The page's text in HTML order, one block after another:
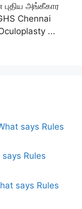
அங்கீகார
Chennai
...
says Rules
says Rules
says Rules